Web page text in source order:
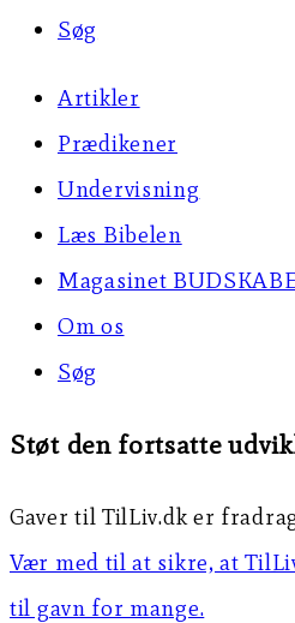
Søg
Artikler
Prædikener
Undervisning
Læs Bibelen
Magasinet
Om os
Søg
Støt den fortsatte
Gaver til TilLiv.dk er
Vær med til at sikre, at
til gavn for mange.